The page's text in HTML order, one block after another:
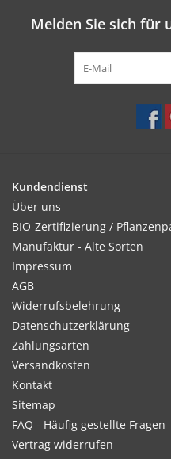
Melden Sie sich für
Kundendienst
Über uns
BIO-Zertifizierung /
Manufaktur - Alte Sorten
Impressum
AGB
Widerrufsbelehrung
Datenschutzerklärung
Zahlungsarten
Versandkosten
Kontakt
Sitemap
FAQ - Häufig gestellte Fragen
Vertrag widerrufen